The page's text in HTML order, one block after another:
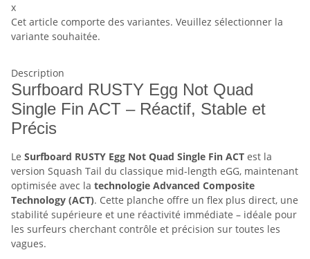
x
Cet article comporte des variantes. Veuillez sélectionner la
variante souhaitée.
Description
Surfboard RUSTY Egg Not Quad
Single Fin ACT – Réactif, Stable et
Précis
Le Surfboard RUSTY Egg Not Quad Single Fin ACT est la
version Squash Tail du classique mid-length eGG, maintenant
optimisée avec la technologie Advanced Composite
Technology (ACT). Cette planche offre un flex plus direct, une
stabilité supérieure et une réactivité immédiate – idéale pour
les surfeurs cherchant contrôle et précision sur toutes les
vagues.